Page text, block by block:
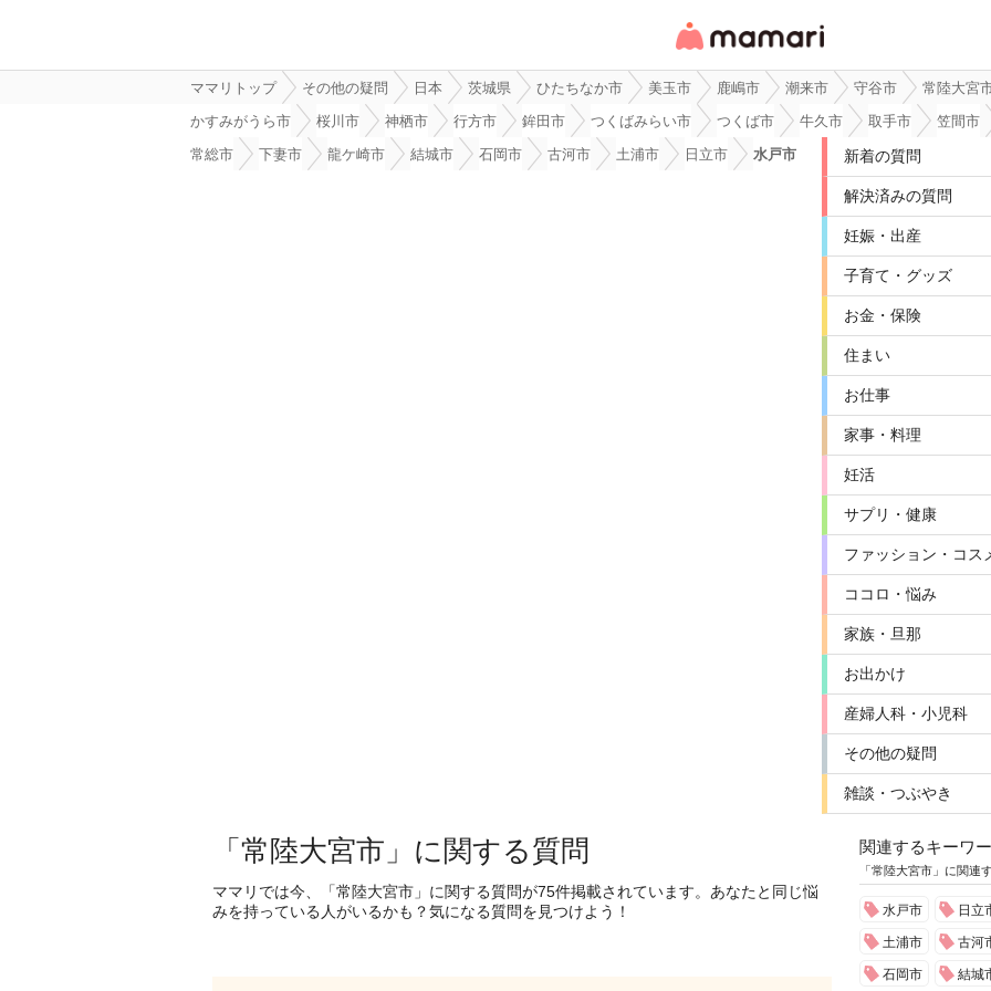
リ・情報サイト
ママリトップ その他の疑問 日本 茨城県 ひたちなか市 美玉市 鹿嶋市 潮来市 守谷市 常陸大宮
かすみがうら市
桜川市 神栖市 行方市 鉾田市 つくばみらい市 つくば市 牛久市 取手市 笠間市
常総市
下妻市 龍ケ崎市 結城市 石岡市 古河市 土浦市 日立市 水戸市 新着の質問
解決済みの質問
妊娠・出産
子育て・グッズ
お金・保険
住まい
お仕事
家事・料理
妊活
サプリ・健康
ファッション・コス
ココロ・悩み
家族・旦那
お出かけ
産婦人科・小児科
その他の疑問
雑談・つぶやき
「常陸大宮市」に関する質問
ママリでは今、「常陸大宮市」に関する質問が75件掲載されています。あなたと同じ悩
みを持っている人がいるかも？気になる質問を見つけよう！
関連するキーワ
「常陸大宮市」に関連
水戸市 日立
土浦市 古河
石岡市 結城